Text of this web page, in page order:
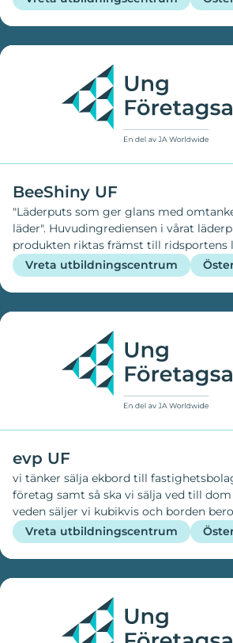
småsaker. Detta för att kanske slippa
eller få bättre ordning i väskan. Man
hörlurar, tabletter, skönhetsprodukter,
annat man smidigt vill ha med sig eller
tillverkar dessa själva av begagnade
finnas 2 olika storlekar och designs. Den
liknande med en förslutning av
annan hake och riktar sig till en ganska
alla kan behöva ha förvaring eller
BeeShiny UF
"Läderputs som ger glans med
läder". Huvudingrediensen i vårat
produkten riktas främst till ridsportens
men även andra läderprylar.
Vreta utbildningscentrum
evp UF
vi tänker sälja ekbord till
företag samt så ska vi sälja ved till
veden säljer vi kubikvis och borden
ska se ut
Vreta utbildningscentrum